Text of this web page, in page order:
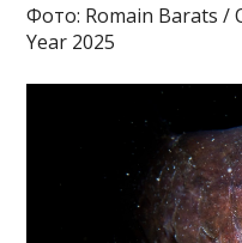
Фото: Romain Barats /
Year 2025